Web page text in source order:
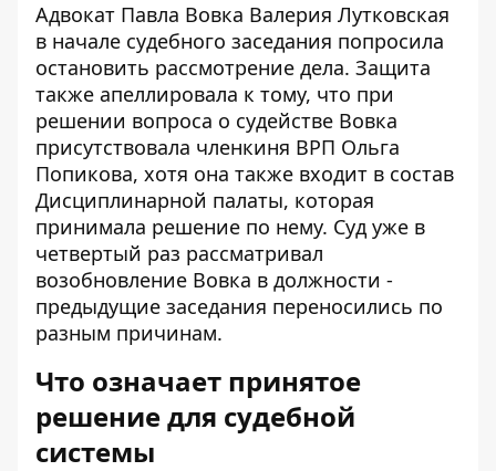
Адвокат Павла Вовка Валерия Лутковская
в начале судебного заседания попросила
остановить рассмотрение дела. Защита
также апеллировала к тому, что при
решении вопроса о судействе Вовка
присутствовала членкиня ВРП Ольга
Попикова, хотя она также входит в состав
Дисциплинарной палаты, которая
принимала решение по нему. Суд уже в
четвертый раз рассматривал
возобновление Вовка в должности -
предыдущие заседания переносились по
разным причинам.
Что означает принятое
решение для судебной
системы